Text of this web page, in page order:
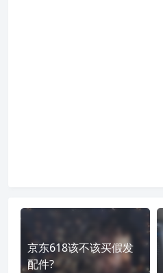
京东618该不该买假发
配件?